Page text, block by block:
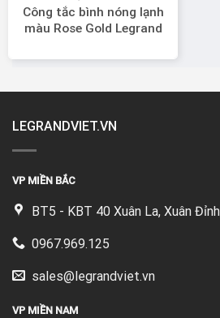
Công tắc bình nóng lạnh
màu Rose Gold Legrand
LEGRANDVIET.VN
VP MIỀN BẮC
BT5 - KBT 40 Xuân La, Xuân
0967.969.125
sales@legrandviet.vn
VP MIỀN NAM